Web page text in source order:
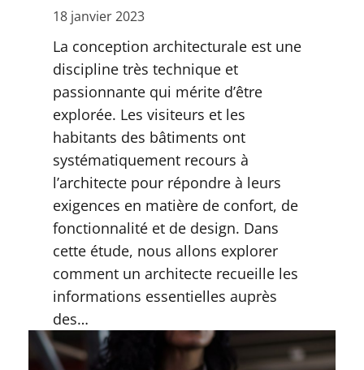
18 janvier 2023
La conception architecturale est une
discipline très technique et
passionnante qui mérite d’être
explorée. Les visiteurs et les
habitants des bâtiments ont
systématiquement recours à
l’architecte pour répondre à leurs
exigences en matière de confort, de
fonctionnalité et de design. Dans
cette étude, nous allons explorer
comment un architecte recueille les
informations essentielles auprès
des…